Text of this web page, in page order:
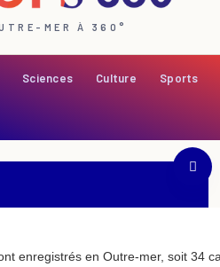
enregistrés en Outre-mer, soit 34